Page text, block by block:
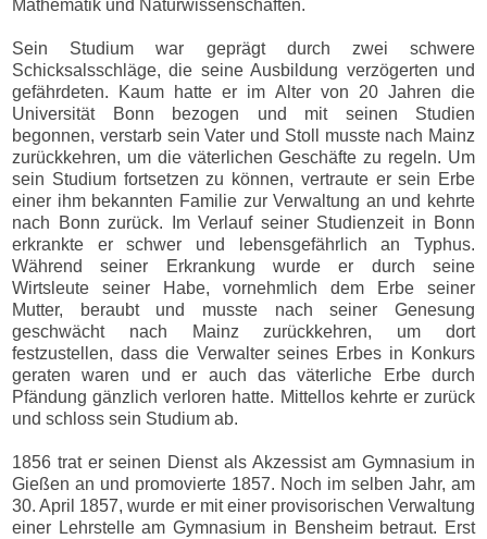
Mathematik und Naturwissenschaften.
Sein Studium war geprägt durch zwei schwere
Schicksalsschläge, die seine Ausbildung verzögerten und
gefährdeten. Kaum hatte er im Alter von 20 Jahren die
Universität Bonn bezogen und mit seinen Studien
begonnen, verstarb sein Vater und Stoll musste nach Mainz
zurückkehren, um die väterlichen Geschäfte zu regeln. Um
sein Studium fortsetzen zu können, vertraute er sein Erbe
einer ihm bekannten Familie zur Verwaltung an und kehrte
nach Bonn zurück. Im Verlauf seiner Studienzeit in Bonn
erkrankte er schwer und lebensgefährlich an Typhus.
Während seiner Erkrankung wurde er durch seine
Wirtsleute seiner Habe, vornehmlich dem Erbe seiner
Mutter, beraubt und musste nach seiner Genesung
geschwächt nach Mainz zurückkehren, um dort
festzustellen, dass die Verwalter seines Erbes in Konkurs
geraten waren und er auch das väterliche Erbe durch
Pfändung gänzlich verloren hatte. Mittellos kehrte er zurück
und schloss sein Studium ab.
1856 trat er seinen Dienst als Akzessist am Gymnasium in
Gießen an und promovierte 1857. Noch im selben Jahr, am
30. April 1857, wurde er mit einer provisorischen Verwaltung
einer Lehrstelle am Gymnasium in Bensheim betraut. Erst